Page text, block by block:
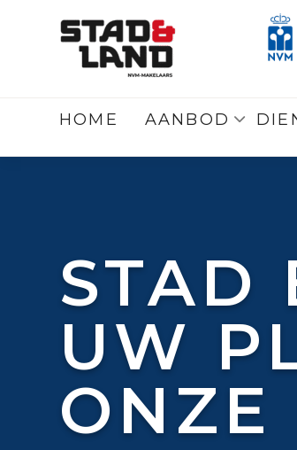
HOME AANBOD
STAD
UW
ONZE